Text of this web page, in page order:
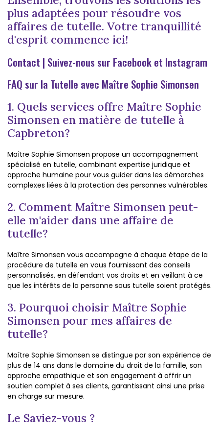
plus adaptées pour résoudre vos
affaires de tutelle. Votre tranquillité
d'esprit commence ici!
Contact | Suivez-nous sur Facebooket Instagram
FAQ sur la Tutelle avec Maître Sophie Simonsen
1. Quels services offre Maître Sophie
Simonsen en matière de tutelle à
Capbreton?
Maître Sophie Simonsen propose un accompagnement
spécialisé en tutelle, combinant expertise juridique et
approche humaine pour vous guider dans les démarches
complexes liées à la protection des personnes vulnérables.
2. Comment Maître Simonsen peut-
elle m'aider dans une affaire de
tutelle?
Maître Simonsen vous accompagne à chaque étape de la
procédure de tutelle en vous fournissant des conseils
personnalisés, en défendant vos droits et en veillant à ce
que les intérêts de la personne sous tutelle soient protégés.
3. Pourquoi choisir Maître Sophie
Simonsen pour mes affaires de
tutelle?
Maître Sophie Simonsen se distingue par son expérience de
plus de 14 ans dans le domaine du droit de la famille, son
approche empathique et son engagement à offrir un
soutien complet à ses clients, garantissant ainsi une prise
en charge sur mesure.
Le Saviez-vous ?